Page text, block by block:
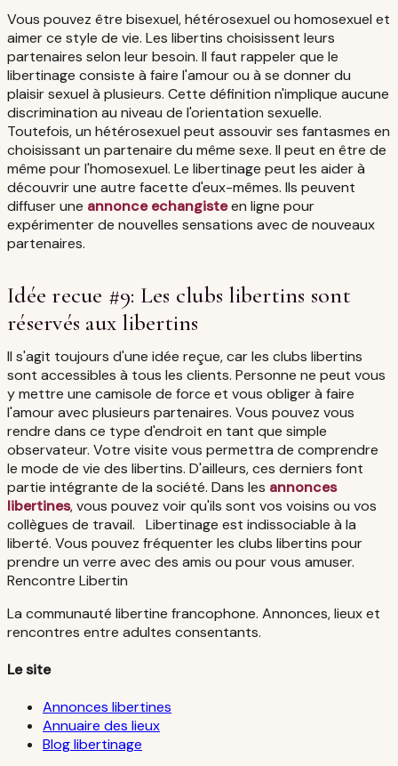
Vous pouvez être bisexuel, hétérosexuel ou homosexuel et
aimer ce style de vie. Les libertins choisissent leurs
partenaires selon leur besoin. Il faut rappeler que le
libertinage consiste à faire l'amour ou à se donner du
plaisir sexuel à plusieurs. Cette définition n'implique aucune
discrimination au niveau de l'orientation sexuelle.
Toutefois, un hétérosexuel peut assouvir ses fantasmes en
choisissant un partenaire du même sexe. Il peut en être de
même pour l'homosexuel. Le libertinage peut les aider à
découvrir une autre facette d'eux-mêmes. Ils peuvent
diffuser une annonce echangisteen ligne pour
expérimenter de nouvelles sensations avec de nouveaux
partenaires.
Idée recue #9: Les clubs libertins sont
réservés aux libertins
Il s'agit toujours d'une idée reçue, car les clubs libertins
sont accessibles à tous les clients. Personne ne peut vous
y mettre une camisole de force et vous obliger à faire
l'amour avec plusieurs partenaires. Vous pouvez vous
rendre dans ce type d'endroit en tant que simple
observateur. Votre visite vous permettra de comprendre
le mode de vie des libertins. D'ailleurs, ces derniers font
partie intégrante de la société. Dans les annonces
libertines, vous pouvez voir qu'ils sont vos voisins ou vos
collègues de travail. Libertinage est indissociable à la
liberté. Vous pouvez fréquenter les clubs libertins pour
prendre un verre avec des amis ou pour vous amuser.
Rencontre Libertin
La communauté libertine francophone. Annonces, lieux et
rencontres entre adultes consentants.
Le site
Annonces libertines
Annuaire des lieux
Blog libertinage